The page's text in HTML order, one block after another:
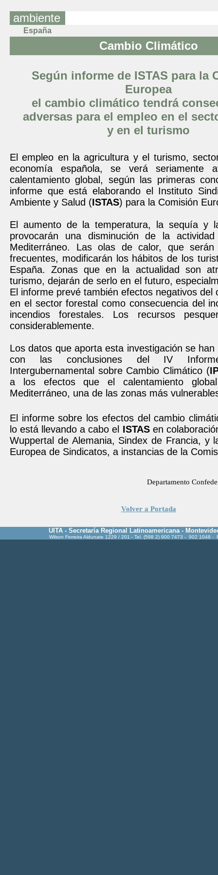
ambiente
España
Cambio Climático
Según informe de ISTAS para la
Europea
el cambio climático tendrá
adversas para el empleo en el
y en el turismo
El empleo en la agricultura y el turismo,
economía española, se verá seriamente
calentamiento global, según las primeras
informe que está elaborando el Instituto
Ambiente y Salud (ISTAS) para la Comisión
El aumento de la temperatura, la sequía y
provocarán una disminución de la
Mediterráneo. Las olas de calor, que
frecuentes, modificarán los hábitos de los
España. Zonas que en la actualidad son
turismo, dejarán de serlo en el futuro,
El informe prevé también efectos negativos del
en el sector forestal como consecuencia del
incendios forestales. Los recursos
considerablemente.
Los datos que aporta esta investigación se
con las conclusiones del IV
Intergubernamental sobre Cambio Climático (
a los efectos que el calentamiento
Mediterráneo, una de las zonas más
El informe sobre los efectos del cambio
lo está llevando a cabo el ISTASen
Wuppertal de Alemania, Sindex de Francia, y
Europea de Sindicatos, a instancias de la
Departamento
Volver a Portada
UITA - Secretaría Regional Latinoamericana -
Wilson Ferreira Aldunate 1229 / 201 - Tel. (598 2) 900 7473 - 902 1048 -